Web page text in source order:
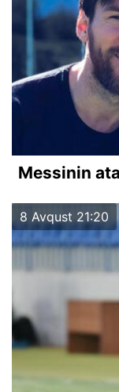
Messinin
8 Avqust 21:20